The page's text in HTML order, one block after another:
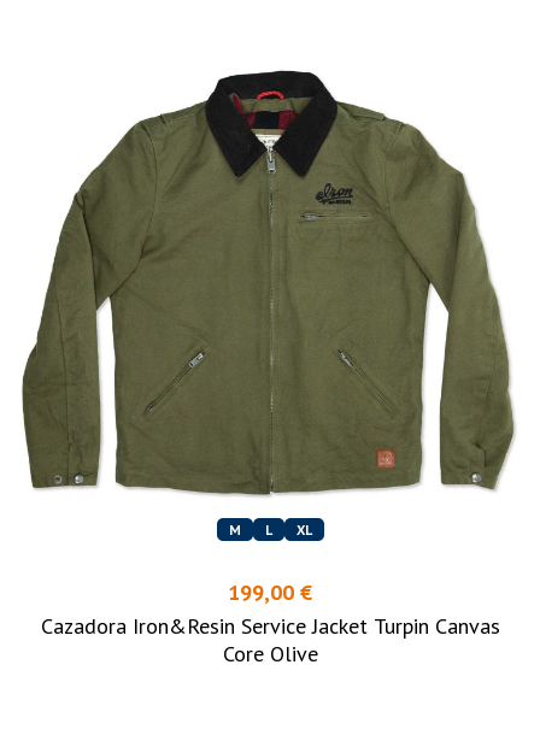
M L XL
199,00 €
Cazadora Iron&Resin Service Jacket Turpin Canvas
Core Olive